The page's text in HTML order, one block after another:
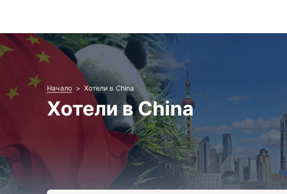
Начало Хотели в China
Хотели в China